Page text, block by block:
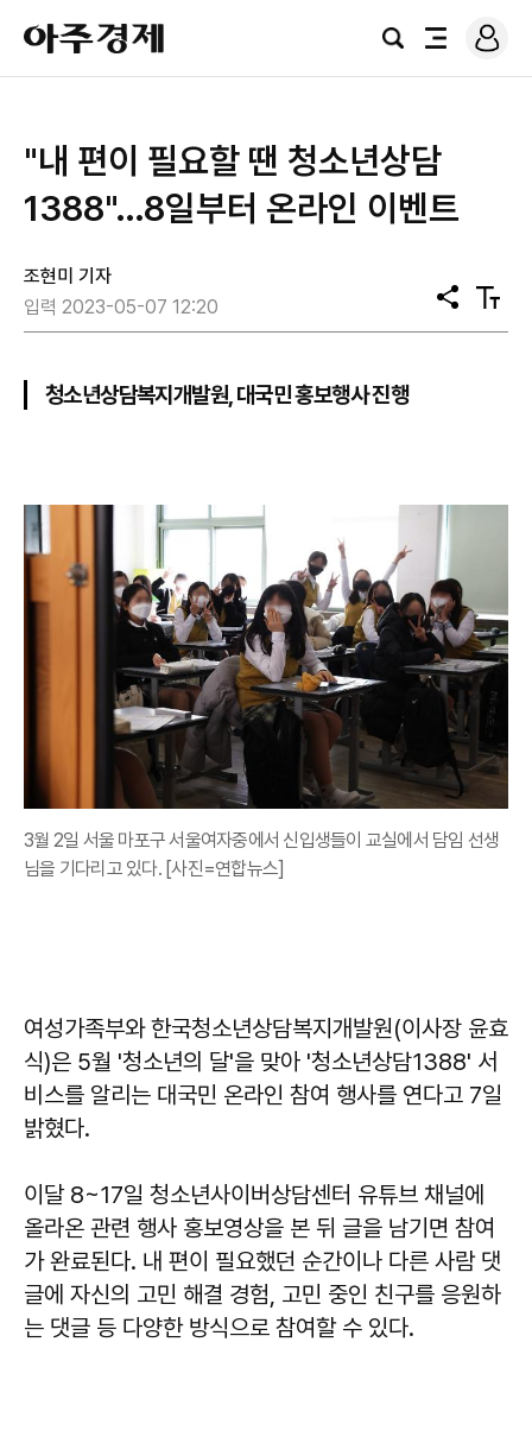
아
주
경
검
전
로
그
"내 편이 필요할 땐 청소년상담
1388"…8일부터 온라인 이벤트
조현미 기자
입력 2023-05-07 12:20
공
유
텍
스
청소년상담복지개발원, 대국민 홍보행사 진행
3월 2일 서울 마포구 서울여자중에서 신입생들이 교실에서 담임 선생
님을 기다리고 있다. [사진=연합뉴스]
여성가족부와 한국청소년상담복지개발원(이사장 윤효
식)은 5월 '청소년의 달'을 맞아 '청소년상담1388' 서
비스를 알리는 대국민 온라인 참여 행사를 연다고 7일
밝혔다.
이달 8~17일 청소년사이버상담센터 유튜브 채널에
올라온 관련 행사 홍보영상을 본 뒤 글을 남기면 참여
가 완료된다. 내 편이 필요했던 순간이나 다른 사람 댓
글에 자신의 고민 해결 경험, 고민 중인 친구를 응원하
는 댓글 등 다양한 방식으로 참여할 수 있다.